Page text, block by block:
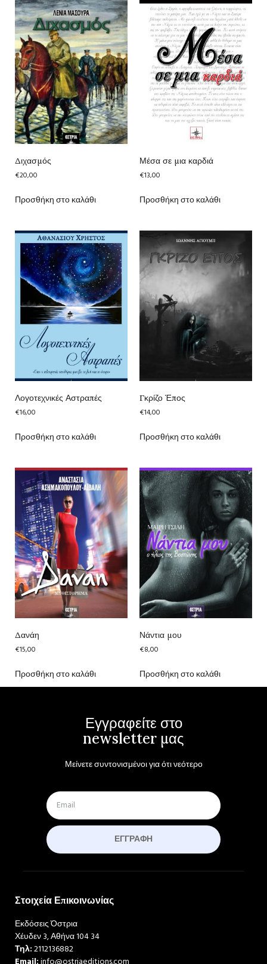
Διχασμός
€20,00
Προσθήκη στο καλάθι
Μέσα σε μια καρδιά
€13,00
Προσθήκη στο καλάθι
Λογοτεχνικές Αστραπές
€16,00
Προσθήκη στο καλάθι
Γκρίζο Έπος
€14,00
Προσθήκη στο καλάθι
Δανάη
€15,00
Προσθήκη στο καλάθι
Νάντια μου
€8,00
Προσθήκη στο καλάθι
Εγγραφείτε στο
newsletter μας
Μείνετε συντονισμένοι για ότι νεότερο
ΕΓΓΡΑΦΉ
Στοιχεία Επικοινωνίας
Εκδόσεις Όστρια
Χέυδεν 3, Αθήνα 104 34
Τηλ:2112136882